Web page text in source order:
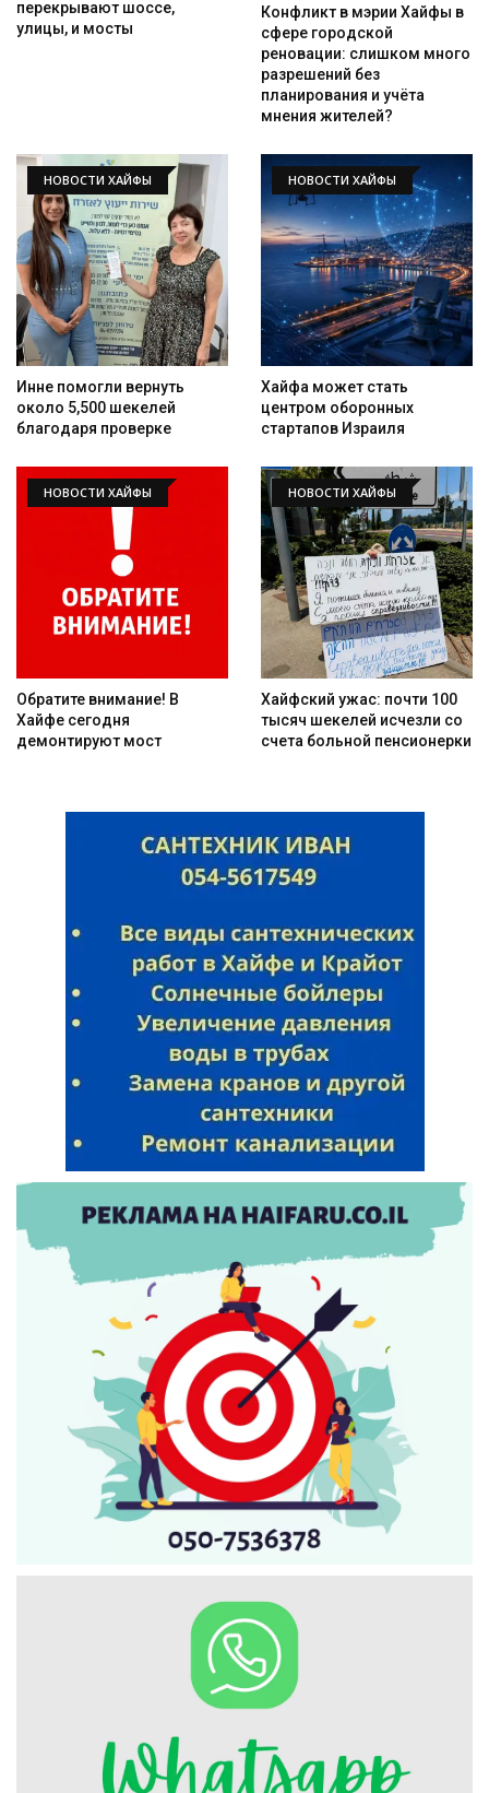
перекрывают шоссе,
улицы, и мосты
Конфликт в мэрии Хайфы в
сфере городской
реновации: слишком много
разрешений без
планирования и учёта
мнения жителей?
НОВОСТИ ХАЙФЫ
Инне помогли вернуть
около 5,500 шекелей
благодаря проверке
НОВОСТИ ХАЙФЫ
Хайфа может стать
центром оборонных
стартапов Израиля
НОВОСТИ ХАЙФЫ
Обратите внимание! В
Хайфе сегодня
демонтируют мост
НОВОСТИ ХАЙФЫ
Хайфский ужас: почти 100
тысяч шекелей исчезли со
счета больной пенсионерки